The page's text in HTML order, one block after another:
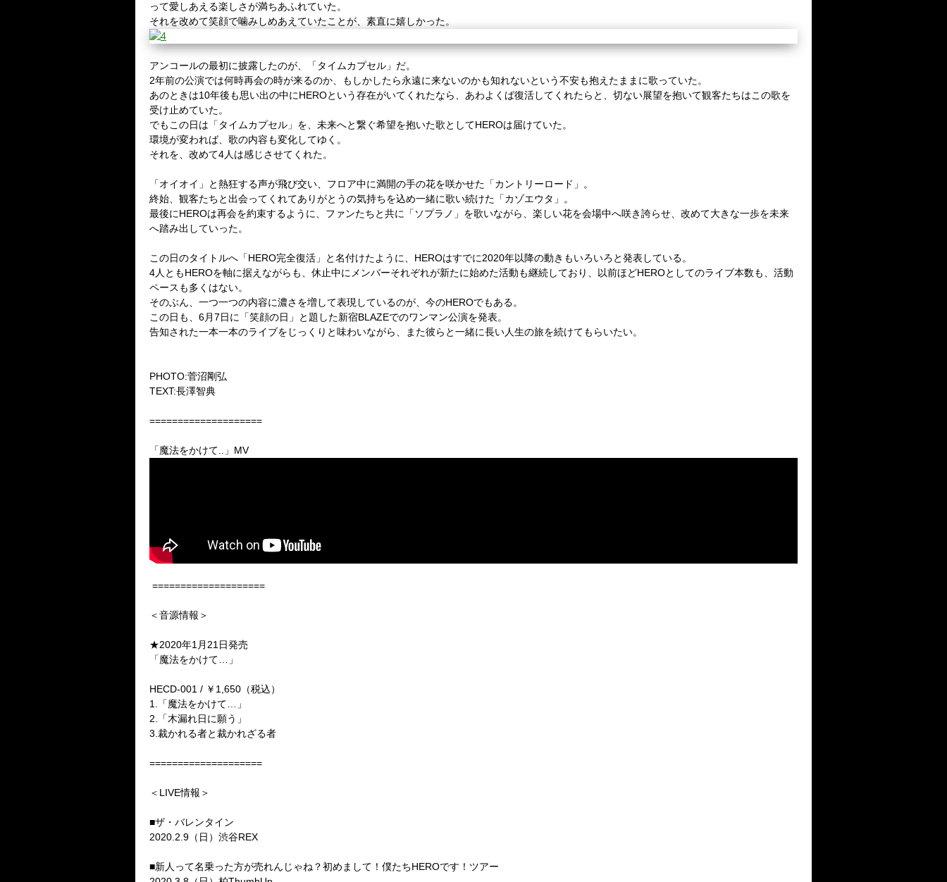
って愛しあえる楽しさが満ちあふれていた。
それを改めて笑顔で噛みしめあえていたことが、素直に嬉しかった。
アンコールの最初に披露したのが、「タイムカプセル」だ。
2年前の公演では何時再会の時が来るのか、もしかしたら永遠に来ないのかも知れないという不安も抱えたままに歌っていた。
あのときは10年後も思い出の中にHEROという存在がいてくれたなら、あわよくば復活してくれたらと、切ない展望を抱いて観客たちはこの歌を
受け止めていた。
でもこの日は「タイムカプセル」を、未来へと繋ぐ希望を抱いた歌としてHEROは届けていた。
環境が変われば、歌の内容も変化してゆく。
それを、改めて4人は感じさせてくれた。
「オイオイ」と熱狂する声が飛び交い、フロア中に満開の手の花を咲かせた「カントリーロード」。
終始、観客たちと出会ってくれてありがとうの気持ちを込め一緒に歌い続けた「カゾエウタ」。
最後にHEROは再会を約束するように、ファンたちと共に「ソプラノ」を歌いながら、楽しい花を会場中へ咲き誇らせ、改めて大きな一歩を未来
へ踏み出していった。
この日のタイトルへ「HERO完全復活」と名付けたように、HEROはすでに2020年以降の動きもいろいろと発表している。
4人ともHEROを軸に据えながらも、休止中にメンバーそれぞれが新たに始めた活動も継続しており、以前ほどHEROとしてのライブ本数も、活動
ペースも多くはない。
そのぶん、一つ一つの内容に濃さを増して表現しているのが、今のHEROでもある。
この日も、6月7日に「笑顔の日」と題した新宿BLAZEでのワンマン公演を発表。
告知された一本一本のライブをじっくりと味わいながら、また彼らと一緒に長い人生の旅を続けてもらいたい。
PHOTO:菅沼剛弘
TEXT:長澤智典
====================
「魔法をかけて..」MV
====================
＜音源情報＞
★2020年1月21日発売
「魔法をかけて…」
HECD-001 / ￥1,650（税込）
1.「魔法をかけて…」
2.「木漏れ日に願う」
3.裁かれる者と裁かれざる者
====================
＜LIVE情報＞
■ザ・バレンタイン
2020.2.9（日）渋谷REX
■新人って名乗った方が売れんじゃね？初めまして！僕たちHEROです！ツアー